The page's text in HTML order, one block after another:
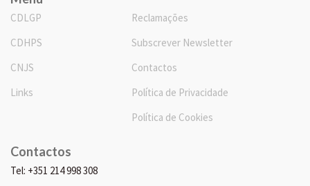
CDLGP
CDHPS
CNJS
Links
Reclamações
Subscrever Newsletter
Contactos
Política de Privacidade
Política de Cookies
Contactos
Tel: +351 214 998 308